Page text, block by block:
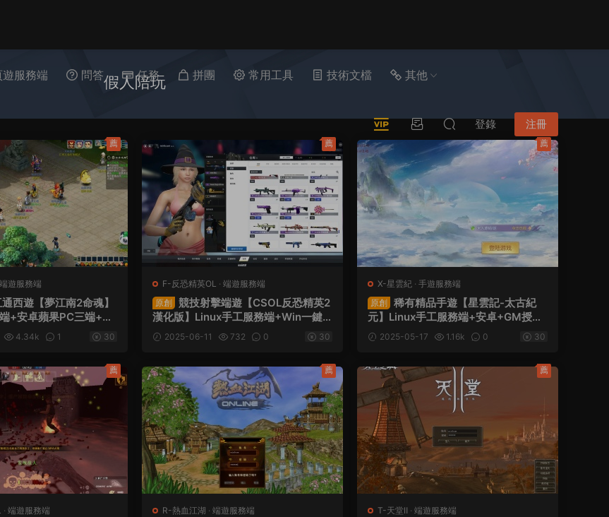
遊服務端 問答 任務 拼團 常用工具 技術文檔 其他
登錄 注冊
假人陪玩
端遊服務端
西遊【夢江南2命魂】
+安卓蘋果PC三端+假
具+全套源碼+視頻架設
4.34k 1 30
薦
F-反恐精英OL · 端遊服務端
原創
競技射擊端遊【CSOL反恐精英2
漢化版】Linux手工服務端+Win一鍵
服務端+PC客戶端+假人陪玩+假人語
音+視頻架設教程
2025-06-11 732 0 30
薦
X-星雲紀 · 手遊服務端
原創
稀有精品手遊【星雲記-太古紀
元】Linux手工服務端+安卓+GM授權
後台+運營後台+假人陪玩+視頻架設教
程
2025-05-17 1.16k 0 30
薦
· 端遊服務端
薦
R-熱血江湖 · 端遊服務端
薦
T-天堂Ⅱ · 端遊服務端
薦